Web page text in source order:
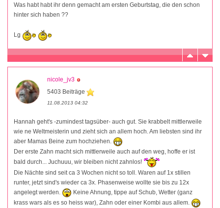
Was habt habt ihr denn gemacht am ersten Geburtstag, die den schon
hinter sich haben ??
Lg
nicole_jv3
5403 Beiträge
11.08.2013 04:32
Hannah geht's -zumindest tagsüber- auch gut. Sie krabbelt mittlerweile
wie ne Weltmeisterin und zieht sich an allem hoch. Am liebsten sind ihr
aber Mamas Beine zum hochziehen.
Der erste Zahn macht sich mittlerweile auch auf den weg, hoffe er ist
bald durch... Juchuuu, wir bleiben nicht zahnlos!
Die Nächte sind seit ca 3 Wochen nicht so toll. Waren auf 1x stillen
runter, jetzt sind's wieder ca 3x. Phasenweise wollte sie bis zu 12x
angelegt werden.
Keine Ahnung, tippe auf Schub, Wetter (ganz
krass wars als es so heiss war), Zahn oder einer Kombi aus allem.